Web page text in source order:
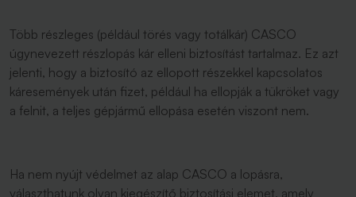
Több részleges (például törés vagy totálkár) CASCO
úgynevezett részlopás kár elleni biztosítást tartalmaz. Ez azt
jelenti, hogy a biztosító az ellopott részekkel kapcsolatos
káresemények után fizet, például ha ellopják a tükröket vagy
a felnit, a teljes gépjármű ellopása esetén viszont nem.
Ha nem nyújt védelmet az alap CASCO a lopásra,
választhatunk olyan kiegészítő biztosítási elemet, amely